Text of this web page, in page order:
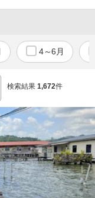
4～6月
検索結果 1,672件